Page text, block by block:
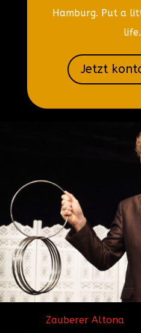
Hamburg. Put a
Jetzt
Zauberer Altona